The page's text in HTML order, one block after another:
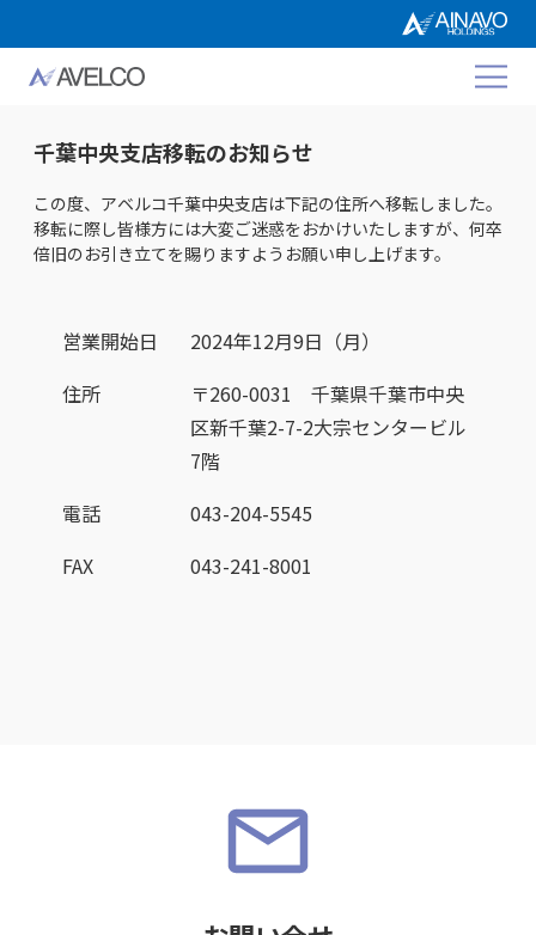
千葉中央支店移転のお知らせ
この度、アベルコ千葉中央支店は下記の住所へ移転しました。
移転に際し皆様方には大変ご迷惑をおかけいたしますが、何卒
倍旧のお引き立てを賜りますようお願い申し上げます。
営業開始日
2024年12月9日（月）
住所
〒260-0031 千葉県千葉市中央
区新千葉2-7-2大宗センタービル
7階
電話
043-204-5545
FAX
043-241-8001